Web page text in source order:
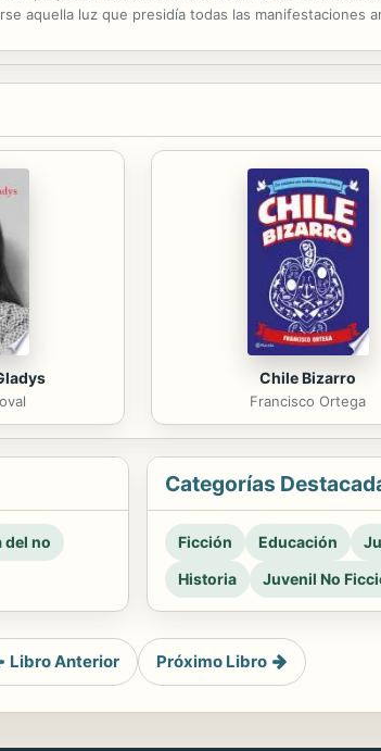
aquella luz que presidía todas las manifestaciones
Chile Bizarro
Francisco Ortega
del no
Categorías
Ficción Educación
Historia
Juvenil No
Libro Anterior Próximo Libro